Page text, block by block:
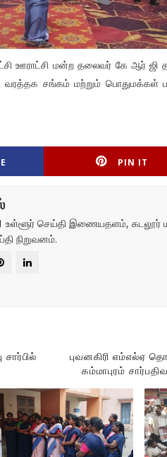
ஊராட்சி மன்ற தலைவர் கே
வரத்தக சங்கம் மற்றும் பொதுமக்கள்
PIN IT
உள்ளூர் செய்தி இணையதளம், கடலூர்
நிறுவனம்.
புவனகிரி எம்எல்ஏ
கம்மாபுரம்